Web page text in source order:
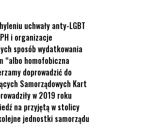
uchwały anty-LGBT
i organizacje
sposób wydatkowania
“albo homofobiczna
doprowadzić do
Samorządowych Kart
w 2019 roku
na przyjętą w stolicy
jednostki samorządu